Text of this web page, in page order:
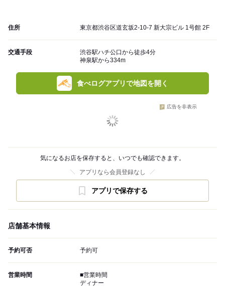
住所 東京都渋谷区道玄坂2-10-7 新大宗ビル 1号館 2F
交通手段
渋谷駅ハチ公口から徒歩4分
神泉駅から334m
食べログアプリで地図を開く
広告を非表示
気になるお店を保存すると、いつでも確認できます。
アプリなら会員登録なし
アプリで保存する
店舗基本情報
予約可否 予約可
営業時間
■営業時間
ディナー